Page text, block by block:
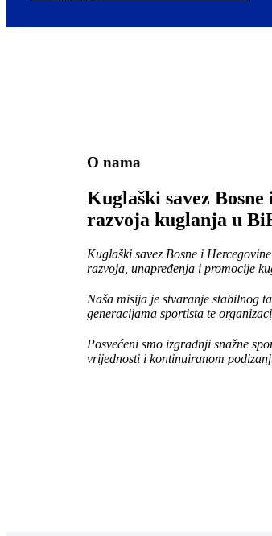
O nama
Kuglaški savez
razvoja kuglanja u
Kuglaški savez Bosne i
razvoja, unapređenja i promocije
Naša misija je stvaranje stabilnog
generacijama sportista te
Posvećeni smo izgradnji snažne
vrijednosti i kontinuiranom